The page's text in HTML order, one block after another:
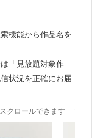
機能から作品名を
「見放題対象作
状況を正確にお届
スクロールできます